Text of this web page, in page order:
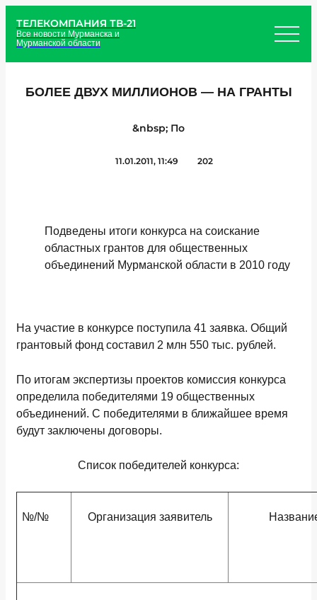
ТЕЛЕКОМПАНИЯ ТВ-21
Все новости Мурманска и
Мурманской области
БОЛЕЕ ДВУХ МИЛЛИОНОВ — НА ГРАНТЫ
&nbsp; По
11.01.2011, 11:49 202
Подведены итоги конкурса на соискание
областных грантов для общественных
объединений Мурманской области в 2010 году
На участие в конкурсе поступила 41 заявка. Общий
грантовый фонд составил 2 млн 550 тыс. рублей.
По итогам экспертизы проектов комиссия конкурса
определила победителями 19 общественных
объединений. С победителями в ближайшее время
будут заключены договоры.
Список победителей конкурса:
№/№ Организация заявитель